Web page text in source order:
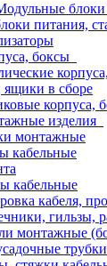
питания,
боксы
в сборе
корпуса,
изделия
монтажные
кабельные
кабельные
кабеля,
гильзы,
монтажные
трубки